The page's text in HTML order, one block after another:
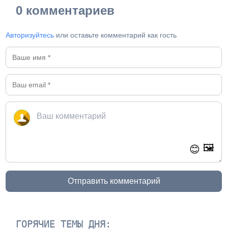
0 комментариев
Авторизуйтесь или оставьте комментарий как гость
😊 🖼️
Отправить комментарий
ГОРЯЧИЕ ТЕМЫ ДНЯ: